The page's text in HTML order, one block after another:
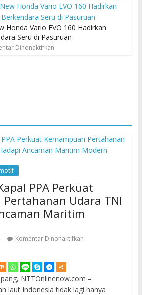
Honda Vario EVO 160 Hadirkan
Seru di Pasuruan
Dinonaktifkan
PPA Perkuat
Pertahanan Udara TNI
Maritim
Komentar Dinonaktifkan
NTTOnlinenow.com –
laut Indonesia tidak lagi hanya